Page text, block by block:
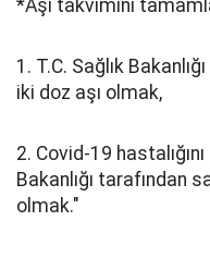
*Aşı takvimini
1. T.C. Sağlık
iki doz aşı olmak,
2. Covid-19
Bakanlığı tarafından
olmak."